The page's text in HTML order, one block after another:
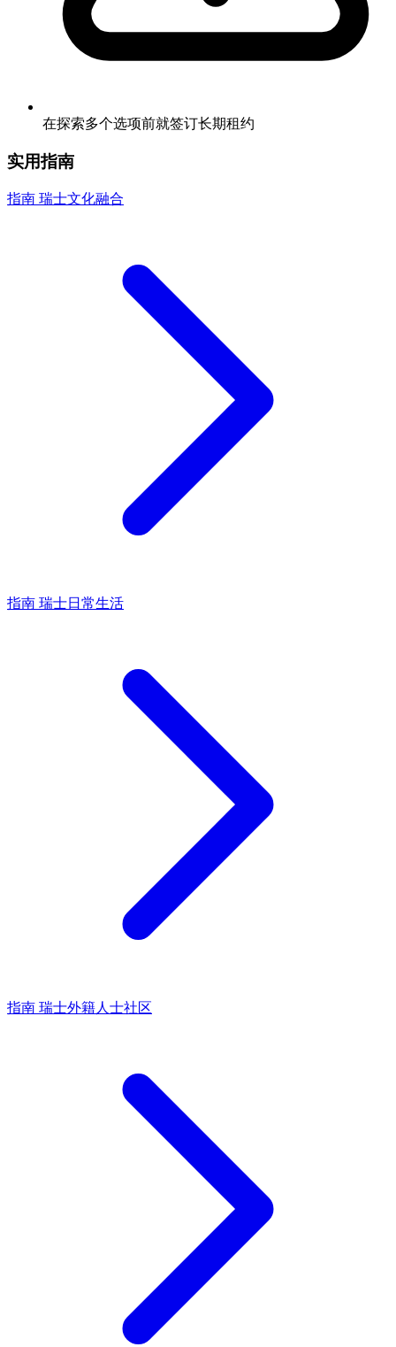
在探索多个选项前就签订长期租约
实用指南
指南 瑞士文化融合
指南 瑞士日常生活
指南 瑞士外籍人士社区